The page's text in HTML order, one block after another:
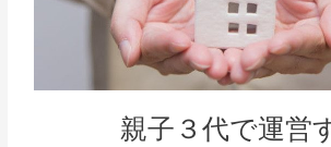
親子３代で運営